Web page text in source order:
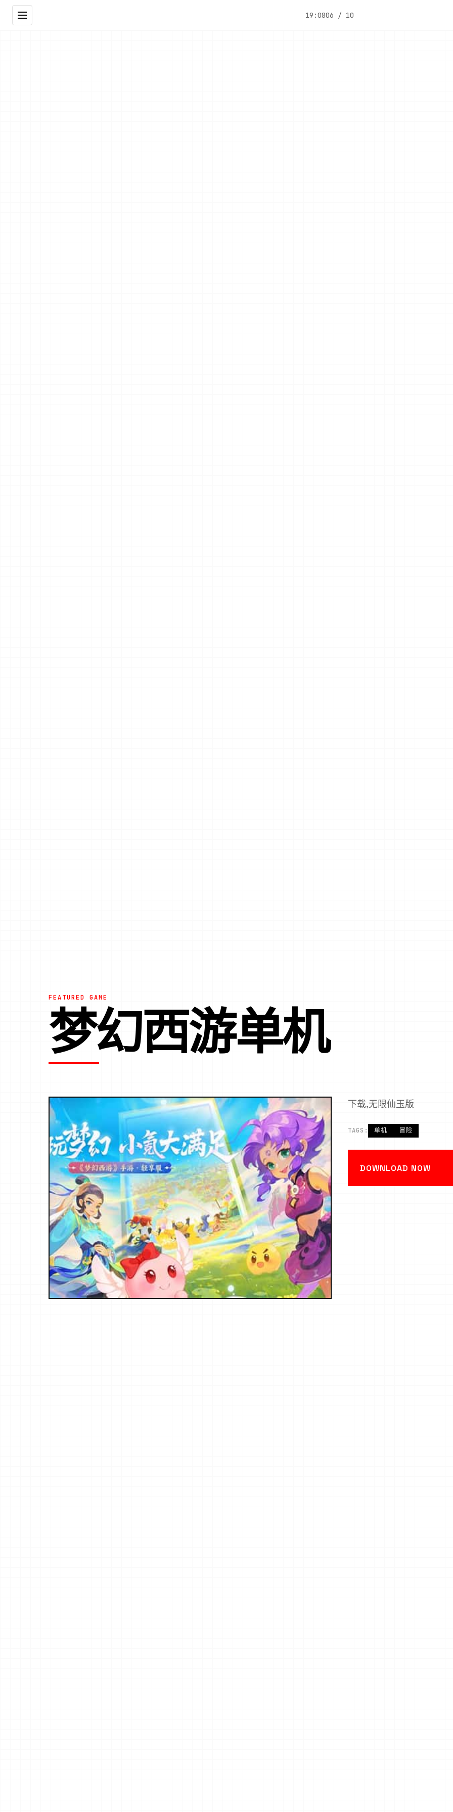
19:0806 / 10
FEATURED GAME
梦幻西游单机
下载,无限仙玉版
TAGS: 单机 冒险
DOWNLOAD NOW